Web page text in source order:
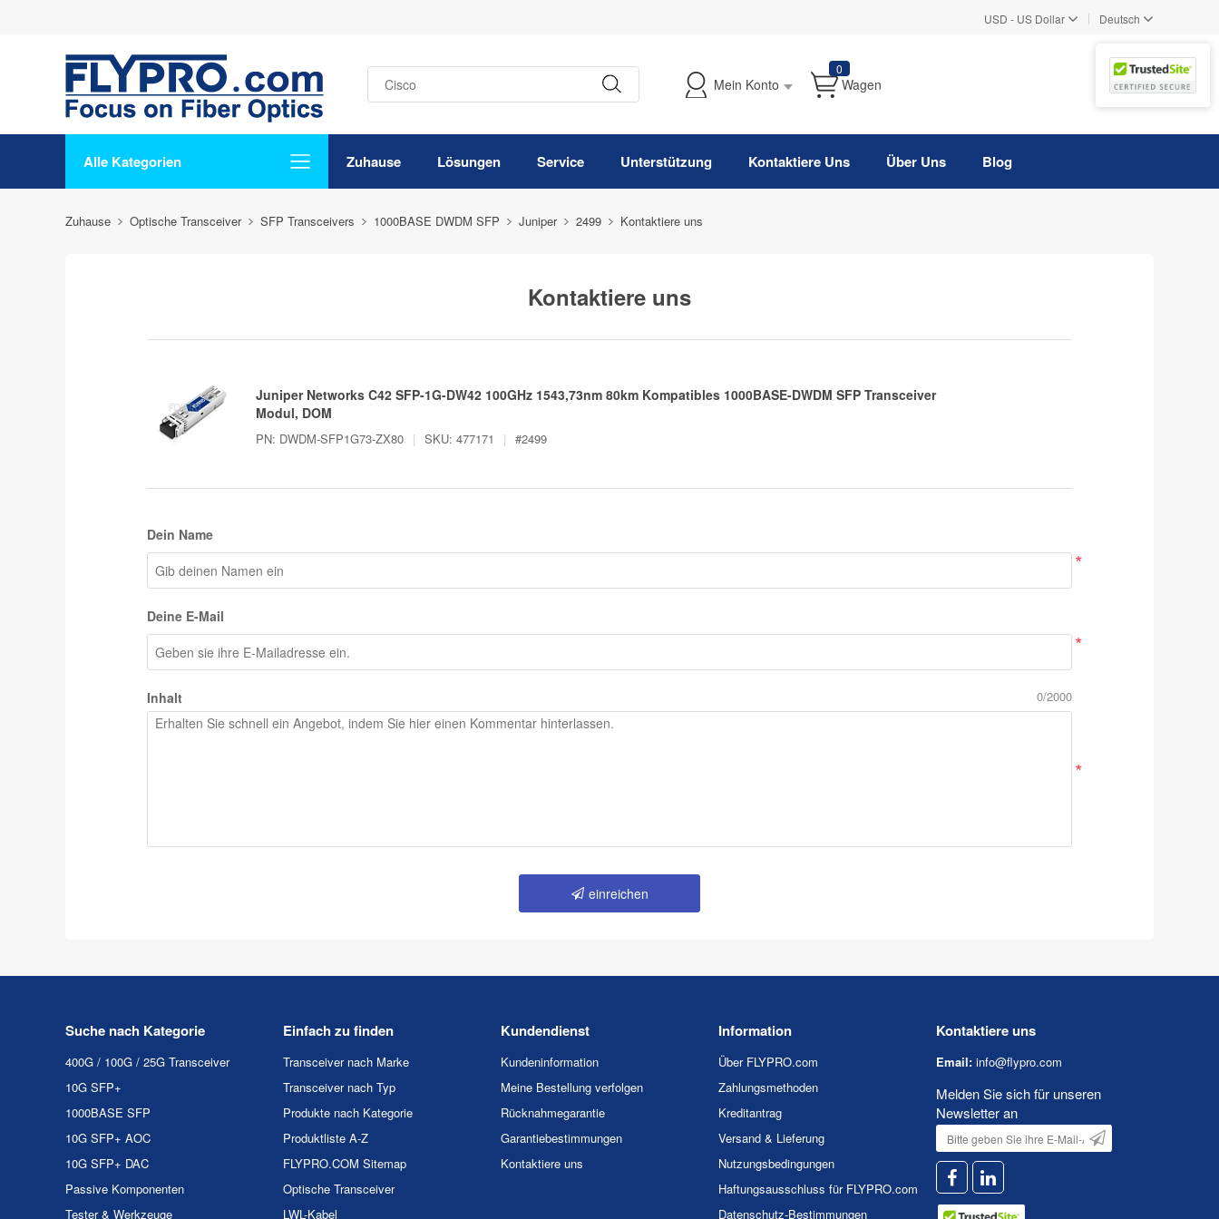
USD - US Dollar | Deutsch
Mein Konto
0
Wagen
Alle Kategorien Zuhause Lösungen Service Unterstützung Kontaktiere Uns Über Uns Blog
Zuhause Optische Transceiver SFP Transceivers 1000BASE DWDM SFP Juniper 2499 Kontaktiere uns
Kontaktiere uns
Juniper Networks C42 SFP-1G-DW42 100GHz 1543,73nm 80km Kompatibles 1000BASE-DWDM SFP Transceiver
Modul, DOM
PN: DWDM-SFP1G73-ZX80 | SKU: 477171 | #2499
Dein Name
*
Deine E-Mail
*
Inhalt 0/2000
*
einreichen
Suche nach Kategorie
400G / 100G / 25G Transceiver
10G SFP+
1000BASE SFP
10G SFP+ AOC
10G SFP+ DAC
Passive Komponenten
Tester & Werkzeuge
Einfach zu finden
Transceiver nach Marke
Transceiver nach Typ
Produkte nach Kategorie
Produktliste A-Z
FLYPRO.COM Sitemap
Optische Transceiver
LWL-Kabel
Kundendienst
Kundeninformation
Meine Bestellung verfolgen
Rücknahmegarantie
Garantiebestimmungen
Kontaktiere uns
Information
Über FLYPRO.com
Zahlungsmethoden
Kreditantrag
Versand & Lieferung
Nutzungsbedingungen
Haftungsausschluss für FLYPRO.com
Datenschutz-Bestimmungen
Kontaktiere uns
Email: info@flypro.com
Melden Sie sich für unseren
Newsletter an